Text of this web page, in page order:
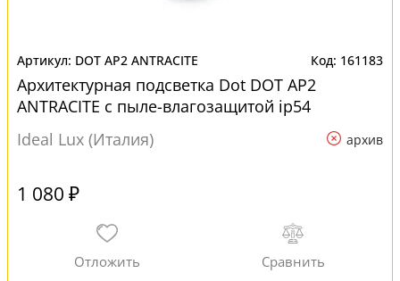
DOT AP2 ANTRACITE 161183
Архитектурная подсветка Dot DOT AP2
ANTRACITE с пыле-влагозащитой ip54
Ideal Lux (Италия)
архив
1 080 ₽